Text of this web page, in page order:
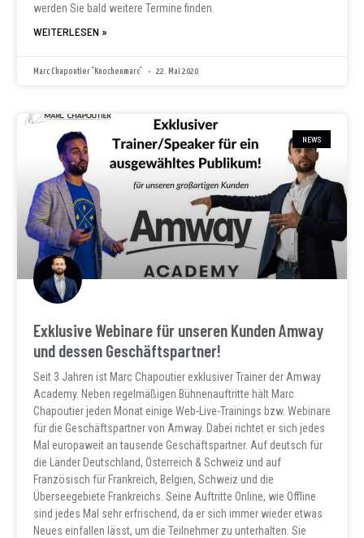
werden Sie bald weitere Termine finden.
WEITERLESEN »
Marc Chapoutier "Knochenmarc" 22. Mai 2020
NEWS
Exklusive Webinare für unseren Kunden Amway
und dessen Geschäftspartner!
Seit 3 Jahren ist Marc Chapoutier exklusiver Trainer der Amway
Academy. Neben regelmäßigen Bühnenauftritte hält Marc
Chapoutier jeden Monat einige Web-Live-Trainings bzw. Webinare
für die Geschäftspartner von Amway. Dabei richtet er sich jedes
Mal europaweit an tausende Geschäftspartner. Auf deutsch für
die Länder Deutschland, Österreich & Schweiz und auf
Französisch für Frankreich, Belgien, Schweiz und die
Überseegebiete Frankreichs. Seine Auftritte Online, wie Offline
sind jedes Mal sehr erfrischend, da er sich immer wieder etwas
Neues einfallen lässt, um die Teilnehmer zu unterhalten. Sie